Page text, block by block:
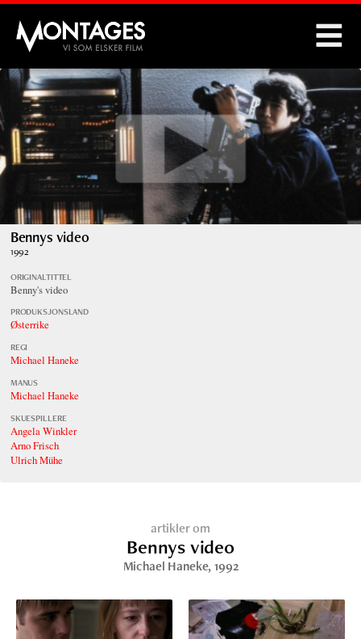
Montages
Bennys video
1992
ORIGINALTITTEL
Benny's video
PRODUKSJONSLAND
Østerrike
REGI
Michael Haneke
MANUS
Michael Haneke
SKUESPILLERE
Angela Winkler
Arno Frisch
Ulrich Mühe
artikler om
Bennys video
Michael Haneke, 1992